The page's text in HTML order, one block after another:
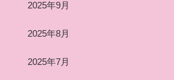
2025年9月
2025年8月
2025年7月